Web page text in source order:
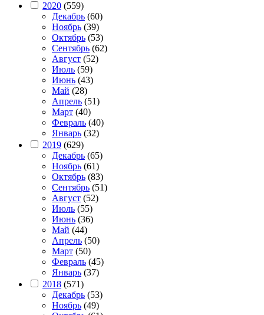
2020 (559)
Декабрь (60)
Ноябрь (39)
Октябрь (53)
Сентябрь (62)
Август (52)
Июль (59)
Июнь (43)
Май (28)
Апрель (51)
Март (40)
Февраль (40)
Январь (32)
2019 (629)
Декабрь (65)
Ноябрь (61)
Октябрь (83)
Сентябрь (51)
Август (52)
Июль (55)
Июнь (36)
Май (44)
Апрель (50)
Март (50)
Февраль (45)
Январь (37)
2018 (571)
Декабрь (53)
Ноябрь (49)